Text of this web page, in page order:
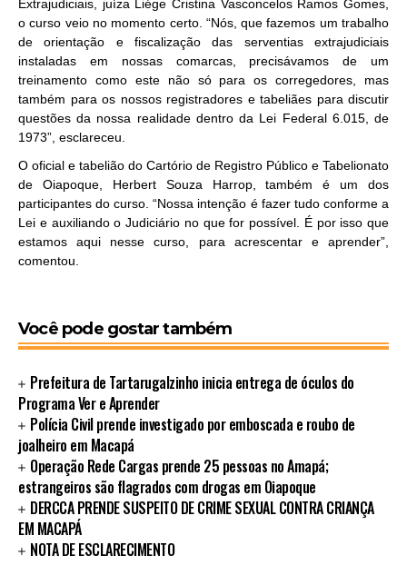
Extrajudiciais, juíza Liége Cristina Vasconcelos RamosGomes,
o curso veio no momento certo. “Nós, que fazemos um trabalho
de orientação e fiscalização das serventias extrajudiciais
instaladas em nossas comarcas, precisávamos de um
treinamento como este não só para os corregedores, mas
também para os nossos registradores e tabeliães para discutir
questões da nossa realidade dentro da Lei Federal 6.015, de
1973”, esclareceu.
O oficial e tabelião do Cartório de Registro Público e Tabelionato
de Oiapoque, Herbert Souza Harrop, também é um dos
participantes do curso. “Nossa intenção é fazer tudo conforme a
Lei e auxiliando o Judiciário no que for possível. É por isso que
estamos aqui nesse curso, para acrescentar e aprender”,
comentou.
Você pode gostar também
Prefeitura de Tartarugalzinho inicia entrega de óculos do
Programa Ver e Aprender
Polícia Civil prende investigado por emboscada e roubo de
joalheiro em Macapá
Operação Rede Cargas prende 25 pessoas no Amapá;
estrangeiros são flagrados com drogas em Oiapoque
DERCCA PRENDE SUSPEITO DE CRIME SEXUAL CONTRA CRIANÇA
EM MACAPÁ
NOTA DE ESCLARECIMENTO